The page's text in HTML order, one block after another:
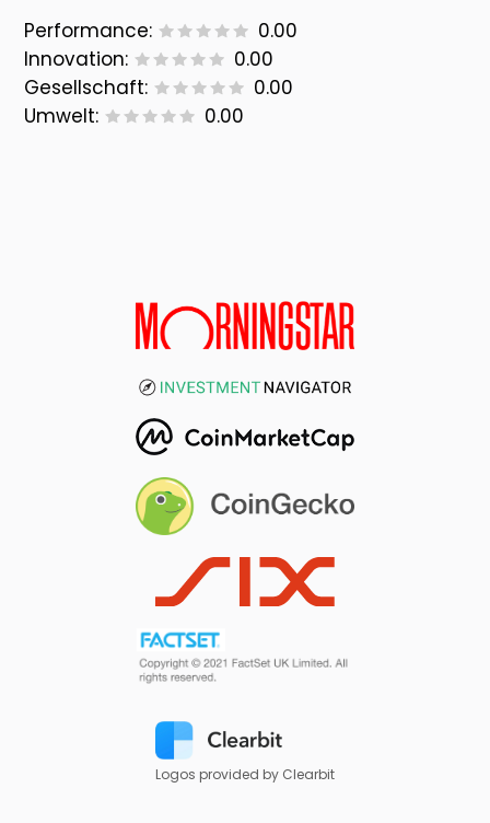
Performance:
0.00
Innovation:
0.00
Gesellschaft:
0.00
Umwelt:
0.00
Logos provided by Clearbit